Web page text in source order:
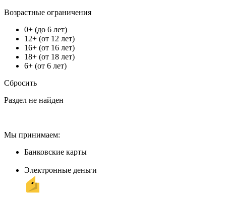
Возрастные ограничения
0+ (до 6 лет)
12+ (от 12 лет)
16+ (от 16 лет)
18+ (от 18 лет)
6+ (от 6 лет)
Сбросить
Раздел не найден
Мы принимаем:
Банковские карты
Электронные деньги